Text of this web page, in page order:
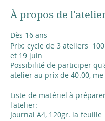
À propos de
Dès 16 ans
Prix: cycle de 3 ateliers
et 19 juin
Possibilité de participer
atelier au prix de 40.00,
Liste de matériel à
l'atelier:
Journal A4, 120gr. la feuille